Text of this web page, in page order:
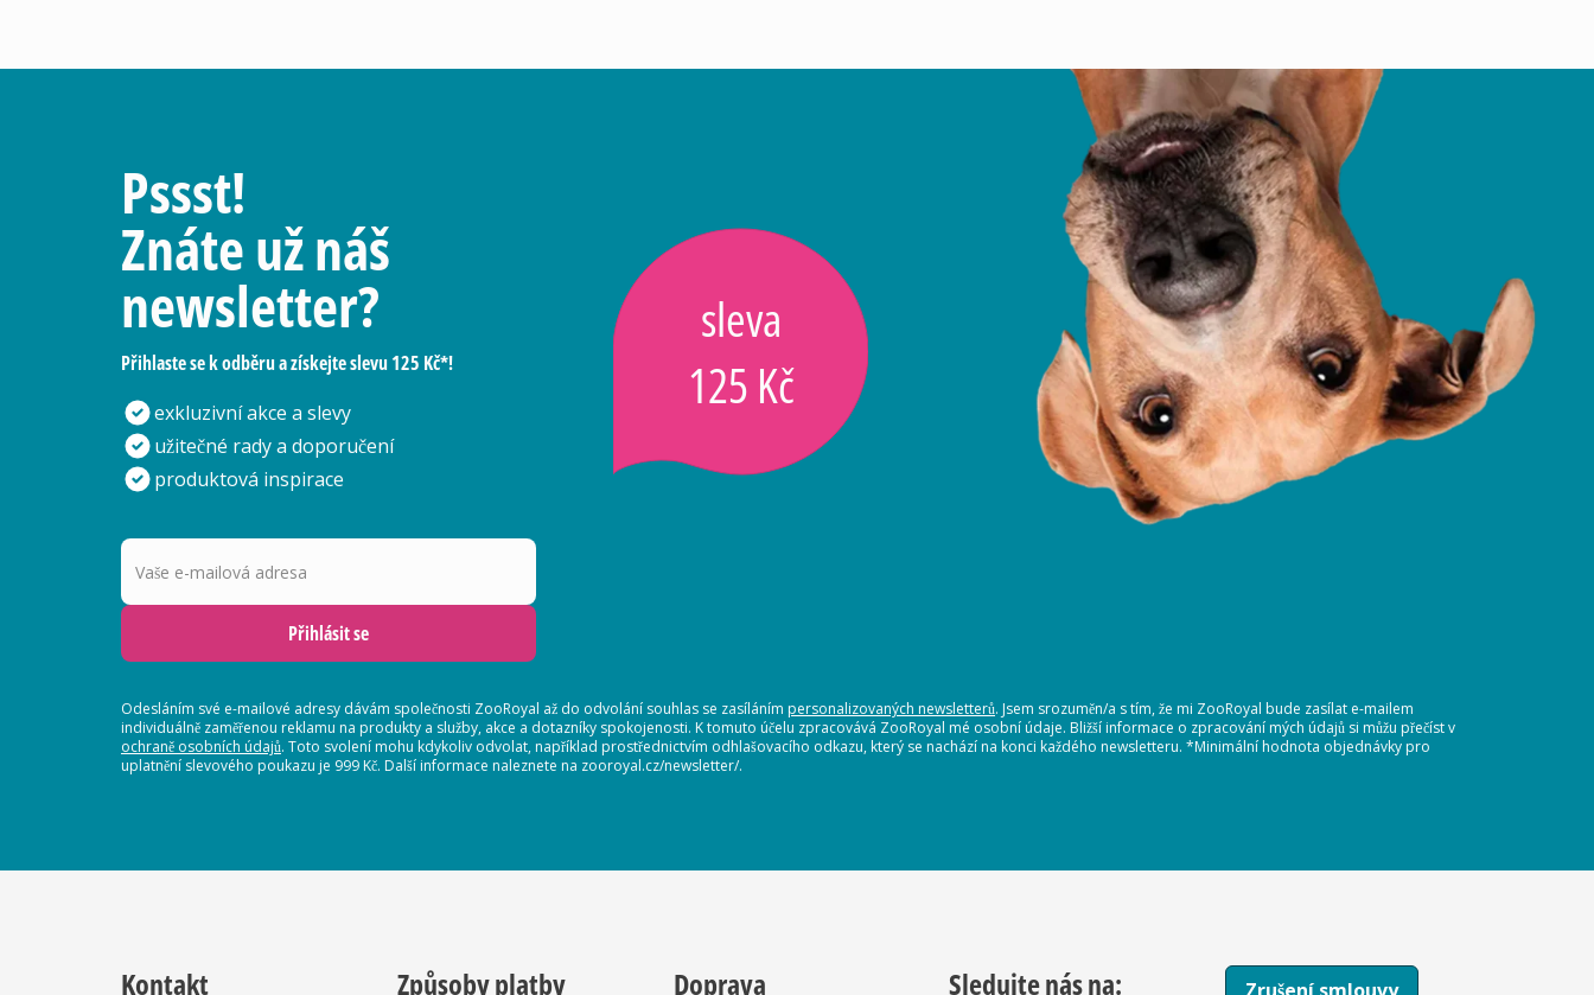
Pssst!
Znáte už náš
newsletter?
Přihlaste se k odběru a získejte slevu 125 Kč*!
exkluzivní akce a slevy
užitečné rady a doporučení
produktová inspirace
sleva
125 Kč
Vaše e-mailová adresa
Přihlásit se
Odesláním své e-mailové adresy dávám společnosti ZooRoyal až do odvolání souhlas se zasíláním personalizovaných newsletterů. Jsem srozuměn/a s tím, že mi ZooRoyal bude zasílat e-mailem
individuálně zaměřenou reklamu na produkty a služby, akce a dotazníky spokojenosti. K tomuto účelu zpracovává ZooRoyal mé osobní údaje. Bližší informace o zpracování mých údajů si můžu přečíst v
ochraně osobních údajů. Toto svolení mohu kdykoliv odvolat, například prostřednictvím odhlašovacího odkazu, který se nachází na konci každého newsletteru. *Minimální hodnota objednávky pro
uplatnění slevového poukazu je 999 Kč. Další informace naleznete na zooroyal.cz/newsletter/.
Kontakt Způsoby platby Doprava Sledujte nás na: